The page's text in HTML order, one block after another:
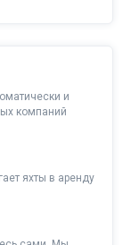
и
компаний
яхты в аренду